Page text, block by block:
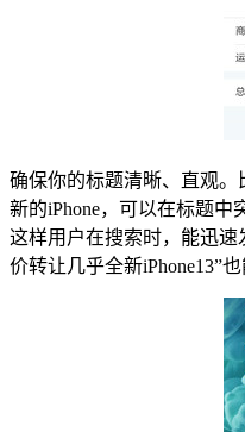
确保你的标题清晰、直观
新的iPhone，可以在标题中
这样用户在搜索时，能迅
价转让几乎全新iPhone13”